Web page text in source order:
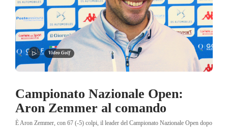
Video Golf
Campionato Nazionale Open:
Aron Zemmer al comando
È Aron Zemmer, con 67 (-5) colpi, il leader del Campionato Nazionale Open dopo